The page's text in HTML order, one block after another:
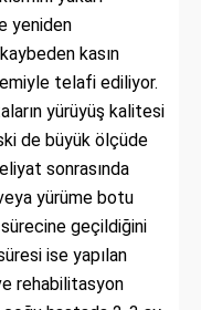
yeniden
kasın
telafi ediliyor.
yürüyüş kalitesi
de büyük ölçüde
sonrasında
yürüme botu
sürecine geçildiğini
ise yapılan
rehabilitasyon